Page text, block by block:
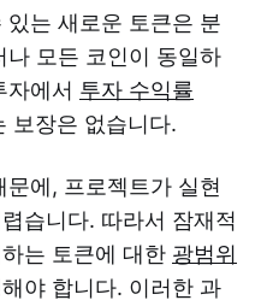
는 새로운 토큰은 분
나 모든 코인이 동일하
자에서 투자 수익률
보장은 없습니다.
에, 프로젝트가 실현
습니다. 따라서 잠재적
는 토큰에 대한 광범위
야 합니다. 이러한 과